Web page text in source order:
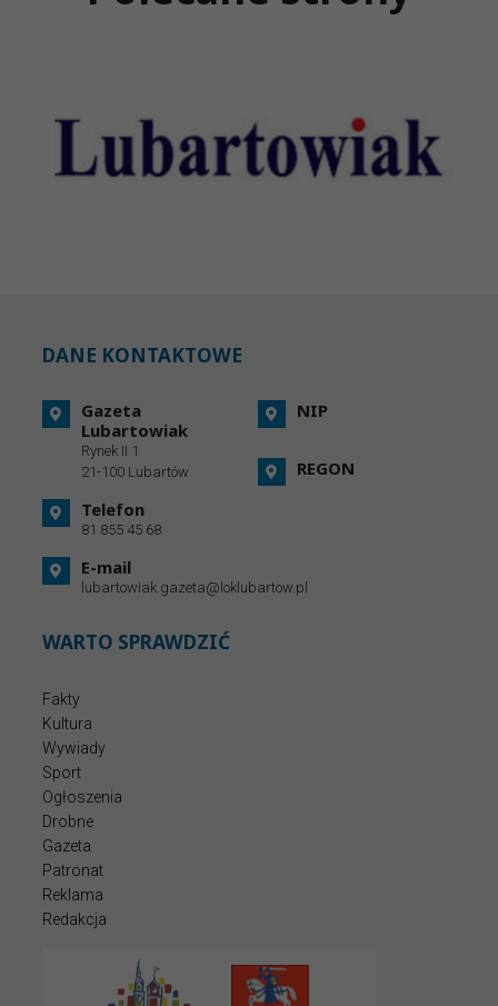
DANE KONTAKTOWE
Gazeta
Lubartowiak
Rynek II 1
21-100 Lubartów
Telefon
81 855 45 68
E-mail
lubartowiak.gazeta@loklubartow.pl
NIP
REGON
WARTO SPRAWDZIĆ
Fakty
Kultura
Wywiady
Sport
Ogłoszenia
Drobne
Gazeta
Patronat
Reklama
Redakcja